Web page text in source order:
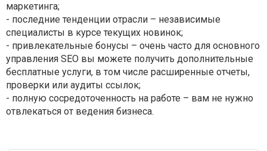
маркетинга;
- последние тенденции отрасли – независимые
специалисты в курсе текущих новинок;
- привлекательные бонусы – очень часто для основного
управления SEO вы можете получить дополнительные
бесплатные услуги, в том числе расширенные отчеты,
проверки или аудиты ссылок;
- полную сосредоточенность на работе – вам не нужно
отвлекаться от ведения бизнеса.